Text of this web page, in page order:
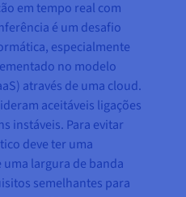
em tempo real com
é um desafio
especialmente
no modelo
através de uma cloud.
aceitáveis ligações
instáveis. Para evitar
deve ter uma
largura de banda
semelhantes para